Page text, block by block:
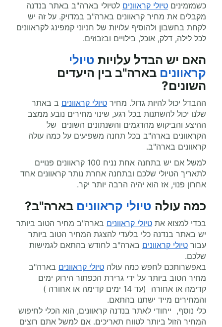
כשמזמינים טיולי קראוונים לטיולי בארה"ב באתר בנדנה
מקבלים את מחיר קראוונים בארה"ב במדויק. על זה יש
לקחת בחשבון ולהוסיף עלויות של חניוני קמפינג לקראוונים
לכל לילה, דלק, אוכל, בילויים ובזבוזים.
האם יש הבדל עלויות טיולי
קראוונים בארה"ב בין היעדים
השונים?
ההבדל יכול להיות גדול. מחיר טיולי קראוונים ב באתר
שלנו יכול להשתנות בכל רגע, שינוי מחירים נובע ממצב
ההיצע והביקוש מהדגמים והשנתונים השונים של
הקראוונים בארה"ב בכל תחנה משפיעים על כמה עולה
קראוונים בארה"ב.
למשל אם יש בתחנה אחת נניח 100 קראוונים פנויים
לתאריך הטיולי שלכם ובתחנה אחרת נותר קראוונים אחד
אחרון פנוי, אז הוא יהיה הרבה יותר יקר.
כמה עולה טיולי קראוונים בארה"ב?
בכדי למצוא את טיולי קראוונים בארה"ב מחיר הטוב ביותר
יש באתר בנדנה כלי בלעדי להצגת המחיר הטוב ביותר
עבור טיולי קראוונים בארה"ב לחודש בהתאם לגמישות
שלכם.
באפשרותכם לחפש כמה עולה טיולי קראוונים בארה"ב
מחיר הטוב ביותר על ידי גרירת הכפתור הירוק ימים
קדימה או אחורה (עד 14 ימים קדימה או אחורה )
והמחירים מייד ישתנו בהתאם.
כלי נוסף, ייחודי לאתר בנדנה קראוונים, הוא הכלי לחיפוש
המחיר הזול ביותר לטווח תאריכים. אם למשל אתם רוצים